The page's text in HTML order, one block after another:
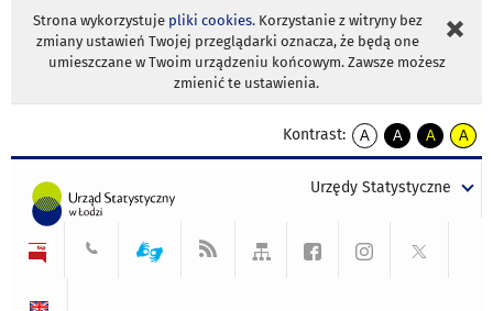
Strona wykorzystuje pliki cookies. Korzystanie z witryny bez
zmiany ustawień Twojej przeglądarki oznacza, że będą one
umieszczane w Twoim urządzeniu końcowym. Zawsze możesz
zmienić te ustawienia.
Kontrast:
A
kontrast
A
kontrast
tekst
czarnym
A
kontrast
tekst
czarnym
A
tekst
żółtym
Urzędy Statystyczne